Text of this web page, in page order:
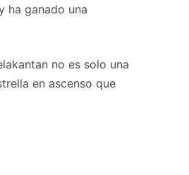
ha ganado una
no es solo una
en ascenso que